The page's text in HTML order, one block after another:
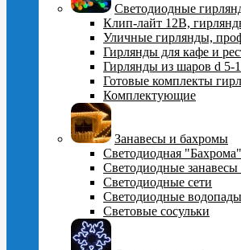
Светодиодные
Клип-лайт 12В,
Уличные гирлянды,
Гирлянды для кафе и
Гирлянды из шаров d 5-
Готовые комплекты
Комплектующие
Занавесы и бахромы
Светодиодная "Бахрома"
Светодиодные
Светодиодные сети
Светодиодные водопады
Световые сосульки